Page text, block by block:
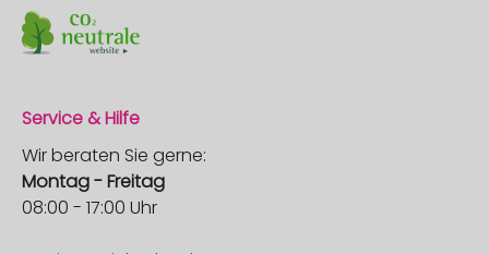
Service & Hilfe
Wir beraten Sie gerne:
Montag - Freitag
08:00 - 17:00 Uhr